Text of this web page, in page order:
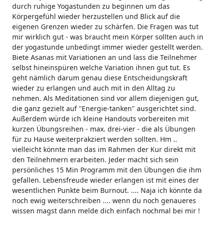
durch ruhige Yogastunden zu beginnen um das
Körpergefühl wieder herzustellen und Blick auf die
eigenen Grenzen wieder zu schärfen. Die Fragen was tut
mir wirklich gut - was braucht mein Körper sollten auch in
der yogastunde unbedingt immer wieder gestellt werden.
Biete Asanas mit Variationen an und lass die Teilnehmer
selbst hineinspüren welche Variation ihnen gut tut. Es
geht nämlich darum genau diese Entscheidungskraft
wieder zu erlangen und auch mit in den Alltag zu
nehmen. Als Meditationen sind vor allem diejenigen gut,
die ganz gezielt auf "Energie-tanken" ausgerichtet sind.
Außerdem würde ich kleine Handouts vorbereiten mit
kurzen Übungsreihen - max. drei-vier - die als Übungen
für zu Hause weiterprakziert werden sollten. Hm ..
vielleicht könnte man das im Rahmen der Kur direkt mit
den Teilnehmern erarbeiten. Jeder macht sich sein
persönliches 15 Min Programm mit den Übungen die ihm
gefallen. Lebensfreude wieder erlangen ist mit eines der
wesentlichen Punkte beim Burnout. .... Naja ich könnte da
noch ewig weiterschreiben .... wenn du noch genaueres
wissen magst dann melde dich einfach nochmal bei mir !